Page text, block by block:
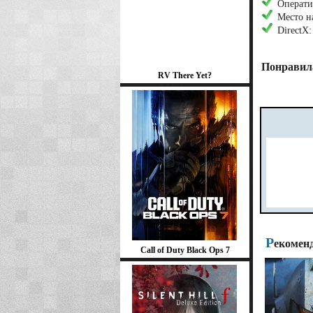
RV There Yet?
Call of Duty Black Ops 7
Место
DirectX:
Р